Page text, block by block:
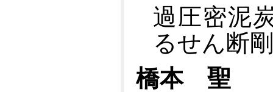
過圧密泥
るせん断
橋本 聖